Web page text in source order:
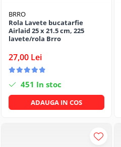
BRRO
Rola Lavete bucatarfie
Airlaid 25 x 21.5 cm, 225
lavete/rola Brro
27,00 Lei
451 In stoc
ADAUGA IN COS